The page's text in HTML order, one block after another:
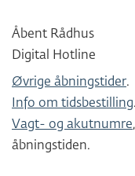
Åbent Rådhus
Digital Hotline
Øvrige åbningstider.
Info om tidsbestilling.
Vagt- og akutnumre
åbningstiden.